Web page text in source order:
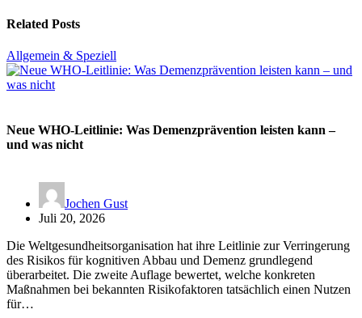
Related Posts
Allgemein & Speziell
Neue WHO-Leitlinie: Was Demenzprävention leisten kann –
und was nicht
Jochen Gust
Juli 20, 2026
Die Weltgesundheitsorganisation hat ihre Leitlinie zur Verringerung
des Risikos für kognitiven Abbau und Demenz grundlegend
überarbeitet. Die zweite Auflage bewertet, welche konkreten
Maßnahmen bei bekannten Risikofaktoren tatsächlich einen Nutzen
für…